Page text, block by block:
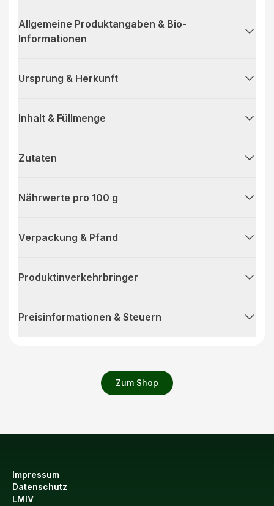
Zum Shop
Allgemeine Produktangaben & Bio-
Informationen
Ursprung & Herkunft
Inhalt & Füllmenge
Zutaten
Nährwerte pro 100 g
Verpackung & Pfand
Produktinverkehrbringer
Preisinformationen & Steuern
Impressum
Datenschutz
LMIV